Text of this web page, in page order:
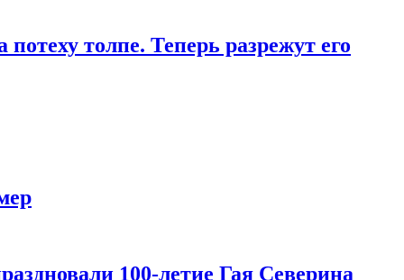
толпе. Теперь разрежут его
100-летие Гая Северина